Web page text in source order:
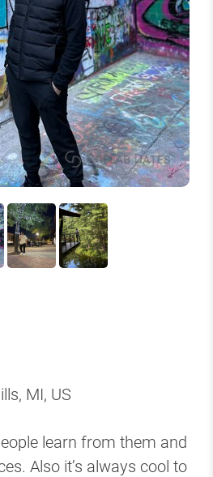
MI, US
learn from them and
Also it’s always cool to